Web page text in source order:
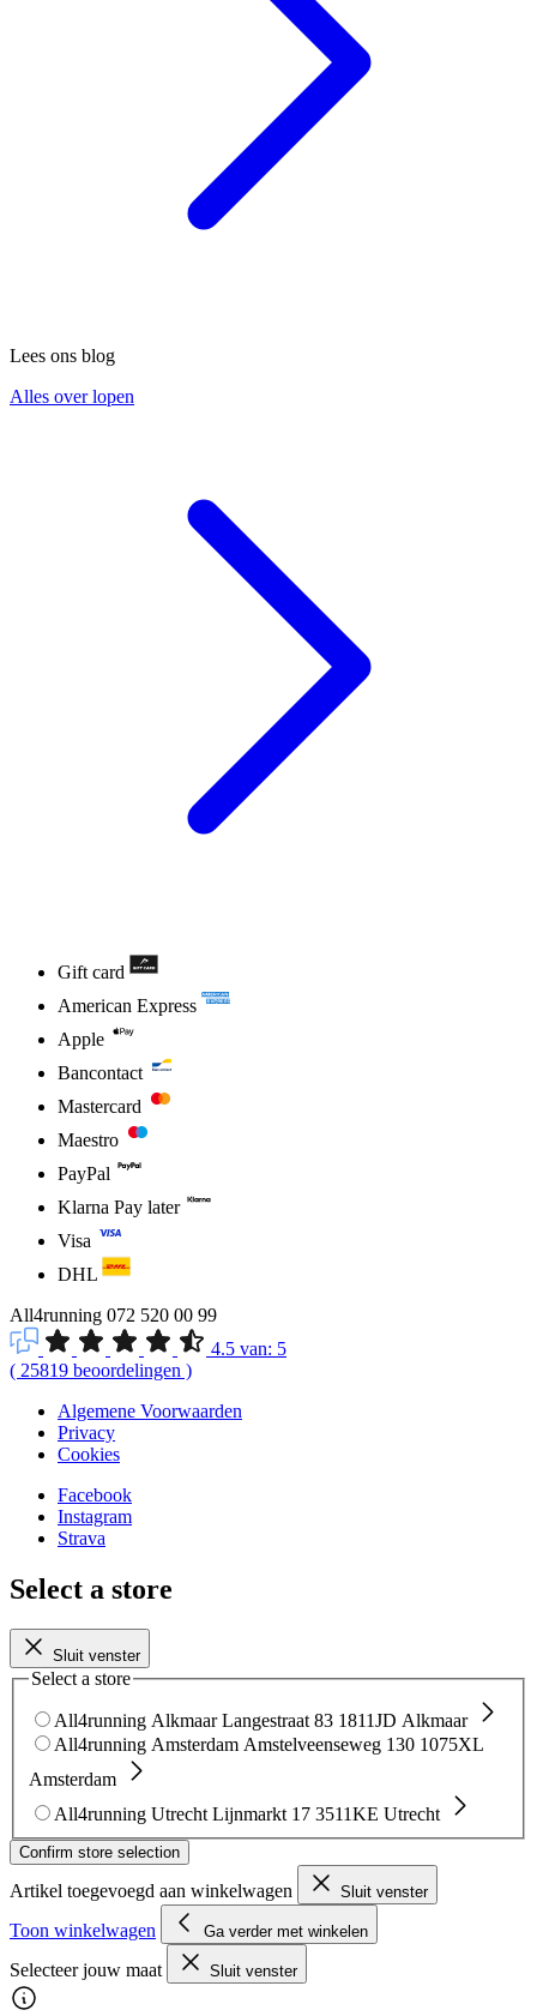
Lees ons blog
Alles over lopen
Gift card
American Express
Apple
Bancontact
Mastercard
Maestro
PayPal
Klarna Pay later
Visa
DHL
All4running 072 520 00 99
4.5 van: 5
( 25819 beoordelingen )
Algemene Voorwaarden
Privacy
Cookies
Facebook
Instagram
Strava
Select a store
Sluit venster
Select a store
All4running Alkmaar Langestraat 83 1811JD Alkmaar
All4running Amsterdam Amstelveenseweg 130 1075XL
Amsterdam
All4running Utrecht Lijnmarkt 17 3511KE Utrecht
Confirm store selection
Artikel toegevoegd aan winkelwagen Sluit venster
Toon winkelwagen Ga verder met winkelen
Selecteer jouw maat Sluit venster